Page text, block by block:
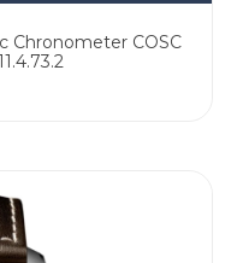
Chronometer COSC